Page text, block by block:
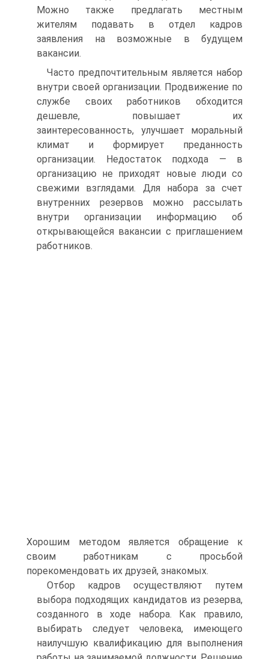
Можно также предлагать местным
жителям подавать в отдел кадров
заявления на возможные в будущем
вакансии.
Часто предпочтительным является набор
внутри своей организации. Продвижение по
службе своих работников обходится
дешевле, повышает их
заинтересованность, улучшает моральный
климат и формирует преданность
организации. Недостаток подхода — в
организацию не приходят новые люди со
свежими взглядами. Для набора за счет
внутренних резервов можно рассылать
внутри организации информацию об
открывающейся вакансии с приглашением
работников.
Хорошим методом является обращение к
своим работникам с просьбой
порекомендовать их друзей, знакомых.
Отбор кадров осуществляют путем
выбора подходящих кандидатов из резерва,
созданного в ходе набора. Как правило,
выбирать следует человека, имеющего
наилучшую квалификацию для выполнения